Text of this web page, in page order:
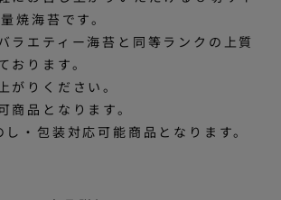
焼海苔です。
ラエティー海苔と同等ランクの上質
おります。
がりください。
品となります。
・包装対応可能商品となります。